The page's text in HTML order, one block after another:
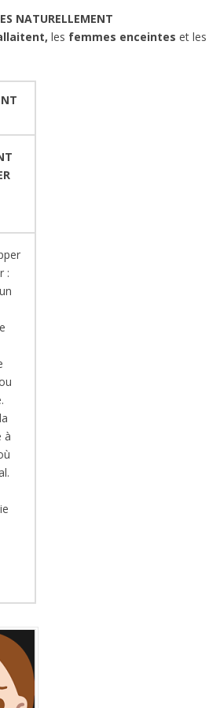
NATURELLEMENT
les femmes enceintes et les
:
à